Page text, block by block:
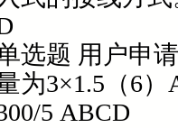
选题 用户申
为3×1.5（6）
5 ABCD